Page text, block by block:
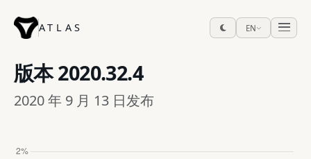
ATLAS EN
版本2020.32.4
2020 年 9 月 13 日发布